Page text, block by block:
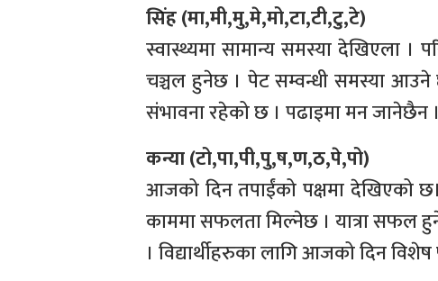
सिंह (मा,मी,मु,मे,मो,टा,टी,टु,टे)
स्वास्थ्यमा सामान्य समस्या देखिएला
चञ्चल हुनेछ । पेट सम्वन्धी समस्या आउने
संभावना रहेको छ । पढाइमा मन जानेछैन
कन्या (टो,पा,पी,पु,ष,ण,ठ,पे,पो)
आजको दिन तपाईंको पक्षमा देखिएको
काममा सफलता मिल्नेछ । यात्रा सफल
। विद्यार्थीहरुका लागि आजको दिन